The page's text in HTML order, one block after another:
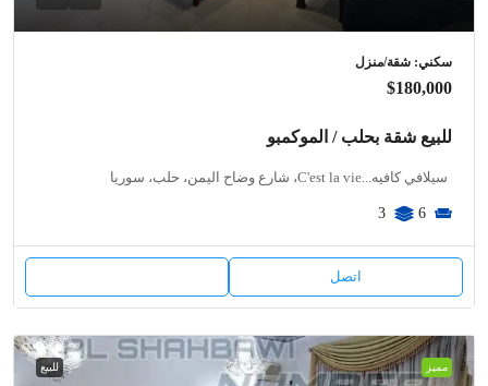
سكني: شقة/منزل
$180,000
للبيع شقة بحلب / الموكمبو
سيلافي كافيه...C'est la vie، شارع وضاح اليمن، حلب، سوريا
6
3
اتصل
مميز للبيع